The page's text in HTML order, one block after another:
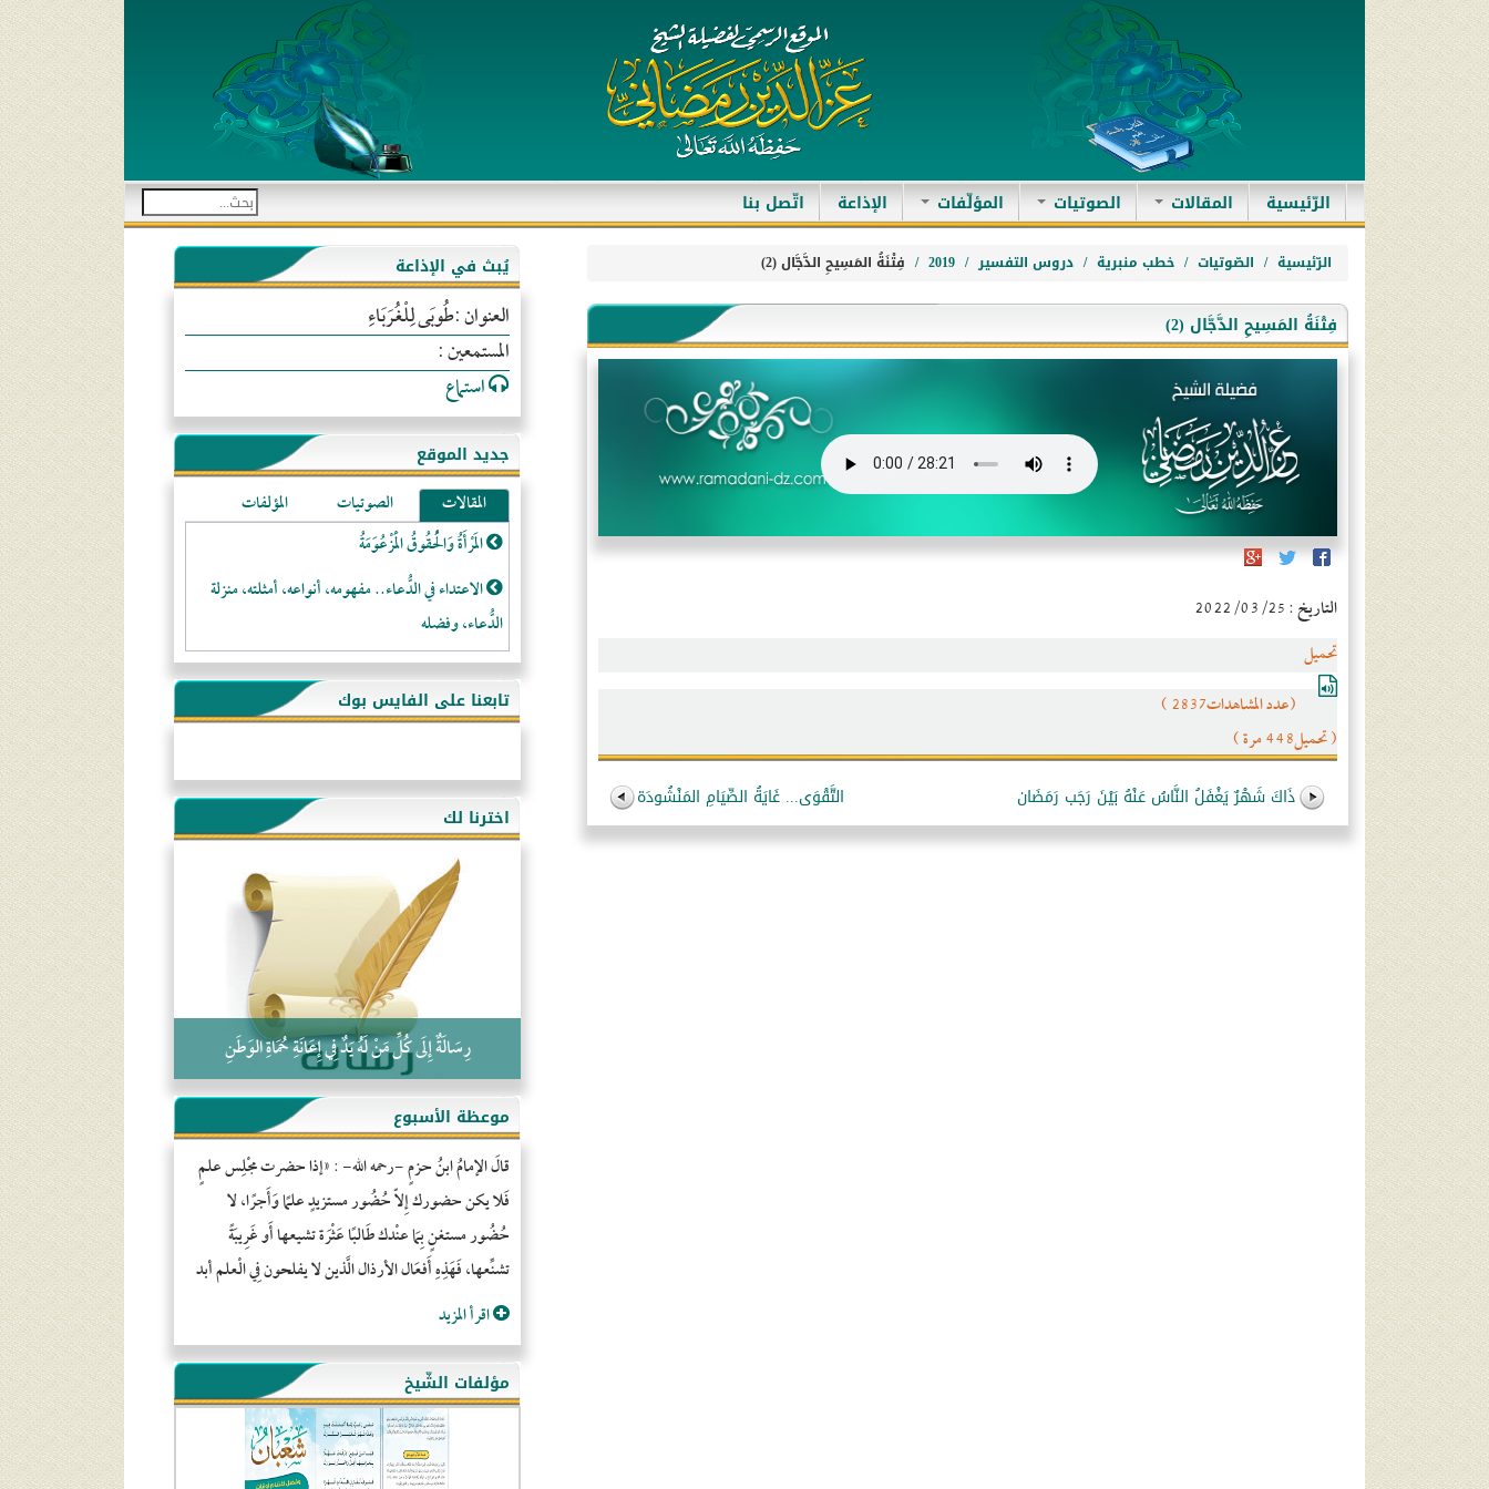
الرّئيسية(current) المقالات الصوتيات المؤلّفات الإذاعة اتّصل بنا
الرّئيسية الصّوتيات خطب منبرية دروس التفسير 2019 فِتْنَةُ المَسِيحِ الدَّجَّال (2)
فِتْنَةُ المَسِيحِ الدَّجَّال (2)
التاريخ : 2022/03/25
تحميل
(عدد المشاهدات2837 )
( تحميل448 مرة )
ذَاكَ شَهْرٌ يَغْفَلُ النَّاسُ عَنْهُ بَيْنَ رَجَب رَمَضَان التَّقْوَى... غَايَةُ الصِّيَامِ المَنْشُودَة
يُبث في الإذاعة
العنوان :طُوبَى لِلْغُرَبَاءِ
المستمعين :
استماع
جديد الموقع
المقالات الصوتيات
المؤلفات
المَرْأَةُ وَالْحُقُوقُ الْمَزْعُوَمَةُ
الاعتداء في الدُّعاء.. مفهومه، أنواعه، أمثلته، منزلة
الدُّعاء، وفضله
لا تتَّبعوا عورات الـمسلمين
فقه النَّصيحة عند الصَّحابة الكرام رضي الله عنهم
هذه سبيلنا فماذا تنقمون؟!
أُسُـسُ بَـيْـتِ الـمُسْـلِمِ
التَّعْلِيمُ القُرْآنِي
كلمة إلى إخواني السلفيين في الجزائر
تابعنا على الفايس بوك
اخترنا لك
رِسَالَةٌ إِلَى كُلِّ مَنْ لَهُ يَدٌ فِي إِعَانَةِ حُمَاةِ الوَطَنِ
موعظة الأسبوع
قالَ الإمامُ ابنُ حزمٍ -رحمه الله- : «إذا حضرت مجْلِس علمٍ
فَلا يكن حضورك إِلاّ حُضُور مستزيدٍ علمًا وَأَجرًا، لا
حُضُور مستغنٍ بِمَا عنْدك طَالبًا عَثْرَة تشيعها أَو غَرِيبَةً
تشنِّعها، فَهَذِهِ أَفعَال الأرذال الَّذين لا يفلحون فِي الْعلم أبد
اقرأ المزيد
مؤلفات الشّيخ